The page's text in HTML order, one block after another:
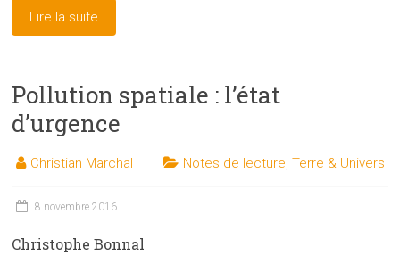
Lire la suite
Pollution spatiale : l’état
d’urgence
Christian Marchal Notes de lecture,Terre & Univers
8 novembre 2016
Christophe Bonnal